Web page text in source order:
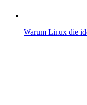
Warum Linux die